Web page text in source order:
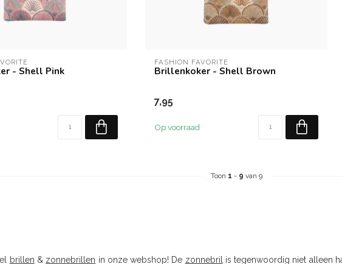
- Shell Pink
FASHION FAVORITE
Brillenkoker - Shell Brown
7,95
Op voorraad
Toon 1 - 9 van 9
brillen & zonnebrillen in onze webshop! De zonnebril is tegenwoordig niet alleen